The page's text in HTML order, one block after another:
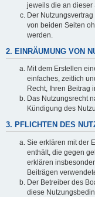
jeweils die an dieser
Der
von beiden Seiten
werden.
2. EINRÄUMUNG VON
Mit dem Erstellen
einfaches, zeitlich
Recht, Ihren Beitrag
Das Nutzungsrecht
Kündigung des
3. PFLICHTEN DES
Sie erklären mit der
enthält, die gegen
erklären
Beiträgen
Der Betreiber des
diese